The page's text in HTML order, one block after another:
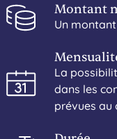
Montant
Un
La
dans les
prévues au